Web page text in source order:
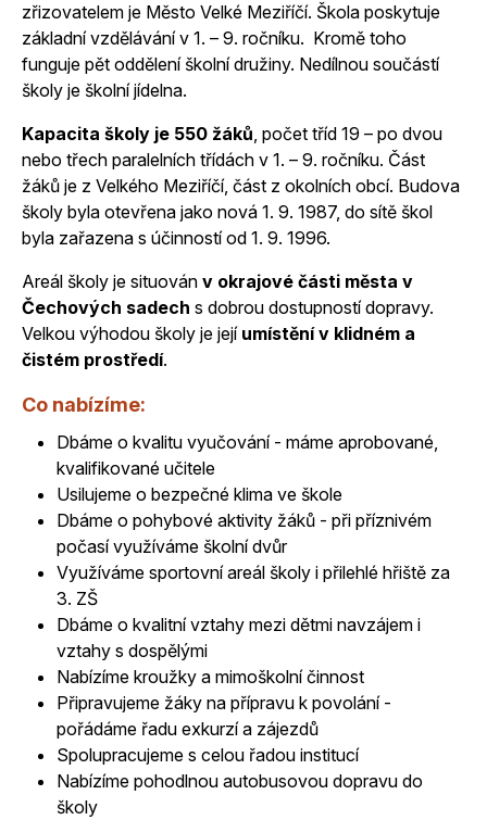
zřizovatelem je Město Velké Meziříčí. Škola poskytuje
základní vzdělávání v 1. – 9. ročníku. Kromě toho
funguje pět oddělení školní družiny. Nedílnou součástí
školy je školní jídelna.
Kapacita školy je 550 žáků, počet tříd 19 – po dvou
nebo třech paralelních třídách v 1. – 9. ročníku. Část
žáků je z Velkého Meziříčí, část z okolních obcí. Budova
školy byla otevřena jako nová 1. 9. 1987, do sítě škol
byla zařazena s účinností od 1. 9. 1996.
Areál školy je situován v okrajové části města v
Čechových sadech s dobrou dostupností dopravy.
Velkou výhodou školy je její umístění v klidném a
čistém prostředí.
Co nabízíme:
Dbáme o kvalitu vyučování - máme aprobované,
kvalifikované učitele
Usilujeme o bezpečné klima ve škole
Dbáme o pohybové aktivity žáků - při příznivém
počasí využíváme školní dvůr
Využíváme sportovní areál školy i přilehlé hřiště za
3. ZŠ
Dbáme o kvalitní vztahy mezi dětmi navzájem i
vztahy s dospělými
Nabízíme kroužky a mimoškolní činnost
Připravujeme žáky na přípravu k povolání -
pořádáme řadu exkurzí a zájezdů
Spolupracujeme s celou řadou institucí
Nabízíme pohodlnou autobusovou dopravu do
školy